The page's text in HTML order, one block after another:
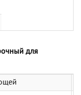
для